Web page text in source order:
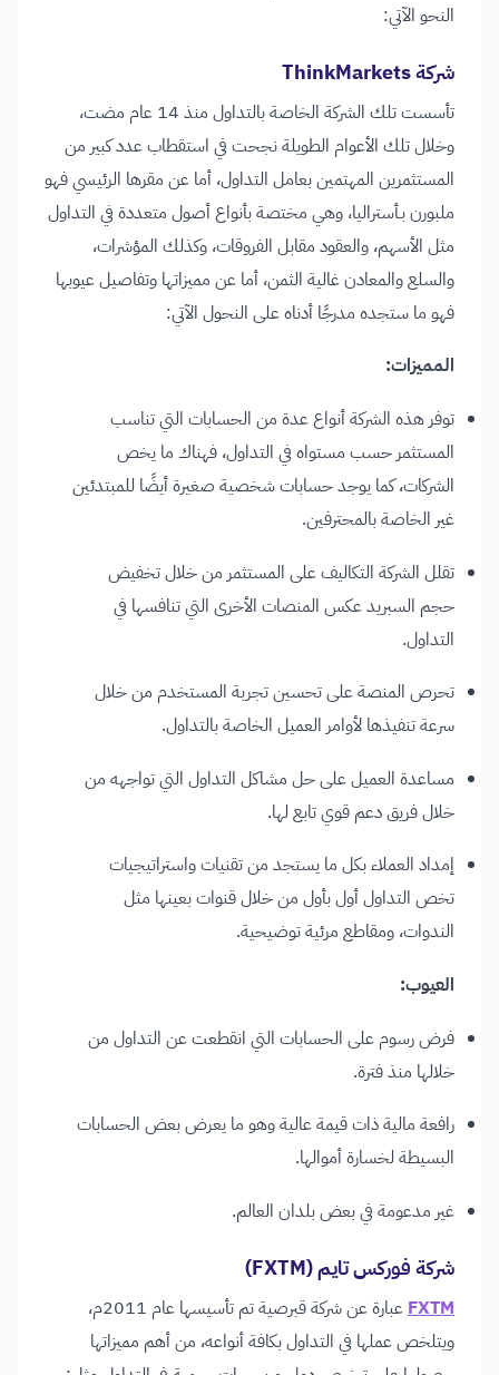
النحو الآتي:
شركة ThinkMarkets
تأسست تلك الشركة الخاصة بالتداول منذ 14 عام مضت،
وخلال تلك الأعوام الطويلة نجحت في استقطاب عدد كبير من
المستثمرين المهتمين بعامل التداول، أما عن مقرها الرئيسي فهو
ملبورن بـأستراليا، وهي مختصة بأنواع أصول متعددة في التداول
مثل الأسهم، والعقود مقابل الفروقات، وكذلك المؤشرات،
والسلع والمعادن غالية الثمن، أما عن مميزاتها وتفاصيل عيوبها
فهو ما ستجده مدرجًا أدناه على النحول الآتي:
المميزات:
توفر هذه الشركة أنواع عدة من الحسابات التي تناسب
المستثمر حسب مستواه في التداول، فهناك ما يخص
الشركات، كما يوجد حسابات شخصية صغيرة أيضًا للمبتدئين
غير الخاصة بالمحترفين.
تقلل الشركة التكاليف على المستثمر من خلال تخفيض
حجم السبريد عكس المنصات الأخرى التي تنافسها في
التداول.
تحرص المنصة على تحسين تجربة المستخدم من خلال
سرعة تنفيذها لأوامر العميل الخاصة بالتداول.
مساعدة العميل على حل مشاكل التداول التي تواجهه من
خلال فريق دعم قوي تابع لها.
إمداد العملاء بكل ما يستجد من تقنيات واستراتيجيات
تخص التداول أول بأول من خلال قنوات بعينها مثل
الندوات، ومقاطع مرئية توضيحية.
العيوب:
فرض رسوم على الحسابات التي انقطعت عن التداول من
خلالها منذ فترة.
رافعة مالية ذات قيمة عالية وهو ما يعرض بعض الحسابات
البسيطة لخسارة أموالها.
غير مدعومة في بعض بلدان العالم.
شركة فوركس تايم (FXTM)
FXTM
عبارة عن شركة قبرصية تم تأسيسها عام 2011م،
ويتلخص عملها في التداول بكافة أنواعه، من أهم مميزاتها